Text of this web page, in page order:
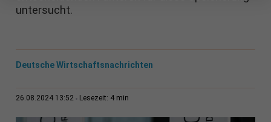
untersucht.
Deutsche Wirtschaftsnachrichten
26.08.2024 13:52 Lesezeit: 4 min